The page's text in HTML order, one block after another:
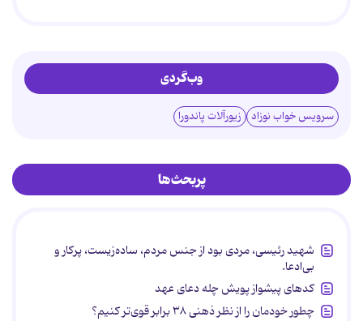
وب‌گردی
سرویس خواب نوزاد زیورآلات پاندورا
پربحث‌ها
شهید رئیسی، مردی بود از جنس مردم، ساده‌زیست، پرکار و
بی‌ادعا.
کدهای پیشواز پویش چله دعای عهد
چطور خودمان را از نظر ذهنی ۳۸ برابر قوی‌تر کنیم؟